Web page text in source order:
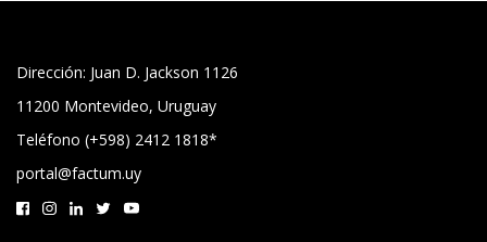
Dirección: Juan D. Jackson 1126
11200 Montevideo, Uruguay
Teléfono (+598) 2412 1818*
portal@factum.uy